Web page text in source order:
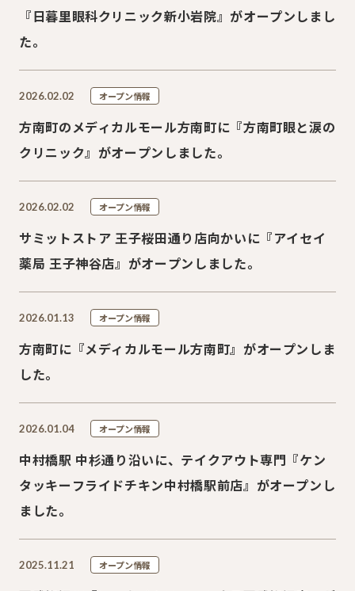
『日暮里眼科クリニック新小岩院』がオープンしまし
た。
2026.02.02 オープン情報
方南町のメディカルモール方南町に『方南町眼と涙の
クリニック』がオープンしました。
2026.02.02 オープン情報
サミットストア 王子桜田通り店向かいに『アイセイ
薬局 王子神谷店』がオープンしました。
2026.01.13 オープン情報
方南町に『メディカルモール方南町』がオープンしま
した。
2026.01.04 オープン情報
中村橋駅 中杉通り沿いに、テイクアウト専門『ケン
タッキーフライドチキン中村橋駅前店』がオープンし
ました。
2025.11.21 オープン情報